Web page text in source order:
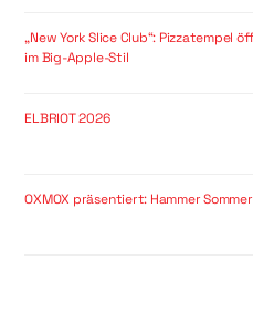
„New York Slice Club“: Pizzatempel
im Big-Apple-Stil
ELBRIOT 2026
OXMOX präsentiert: Hammer